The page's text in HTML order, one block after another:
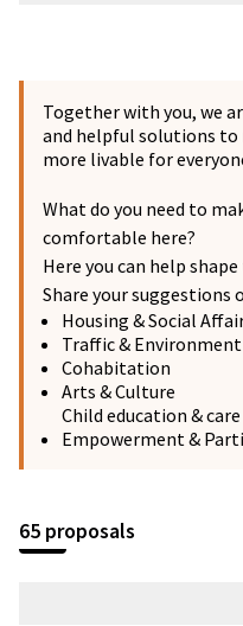
Together with you, we
and helpful solutions to
more livable for
What do you need to
comfortable here?
Here you can help
Share your suggestions
Housing & Social
Traffic & Environment
Cohabitation
Arts & Culture
Child education & care
Empowerment &
65 proposals